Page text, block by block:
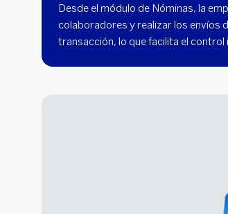
Desde el módulo de Nóminas, la
colaboradores y realizar los envíos
transacción, lo que facilita el